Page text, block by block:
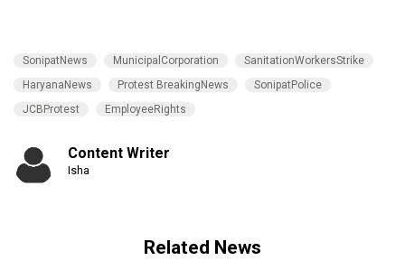
SonipatNews MunicipalCorporation
SanitationWorkersStrike
HaryanaNews
Protest BreakingNews
SonipatPolice
JCBProtest
EmployeeRights
Content Writer
Isha
Related News